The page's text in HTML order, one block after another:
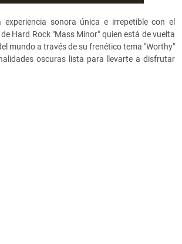
experiencia sonora única e irrepetible con el
Hard Rock "Mass Minor" quien está de vuelta
mundo a través de su frenético tema "Worthy"
oscuras lista para llevarte a disfrutar